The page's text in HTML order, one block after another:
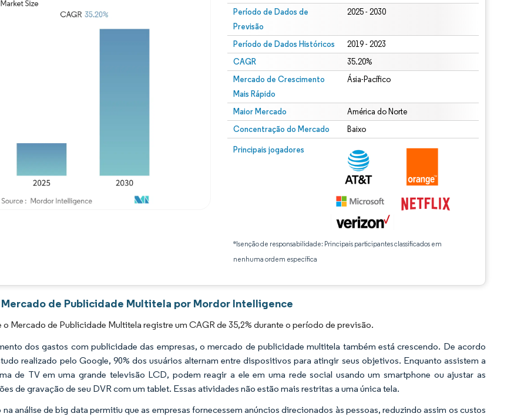
Período de Dados de
Previsão
2025 - 2030
Período de Dados Históricos 2019 - 2023
CAGR 35.20%
Mercado de Crescimento
Mais Rápido
Ásia-Pacífico
Maior Mercado América do Norte
Concentração do Mercado Baixo
Principais jogadores
*Isenção de responsabilidade: Principais participantes classificados em
nenhuma ordem específica
de Publicidade Multitela por Mordor Intelligence
o Mercado de Publicidade Multitela registre um CAGR de 35,2% durante o período de previsão.
dos gastos com publicidade das empresas, o mercado de publicidade multitela também está crescendo. De acordo
realizado pelo Google, 90% dos usuários alternam entre dispositivos para atingir seus objetivos. Enquanto assistem a
de TV em uma grande televisão LCD, podem reagir a ele em uma rede social usando um smartphone ou ajustar as
de gravação de seu DVR com um tablet. Essas atividades não estão mais restritas a uma única tela.
análise de big data permitiu que as empresas fornecessem anúncios direcionados às pessoas, reduzindo assim os custos